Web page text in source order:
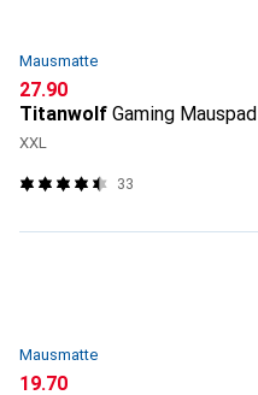
Mausmatte
CHF
27.90
Titanwolf Gaming Mauspad
XXL
33
Mausmatte
CHF
19.70